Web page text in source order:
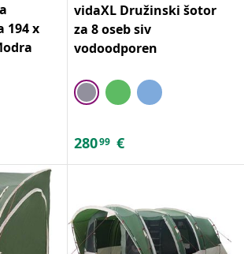
194 x
vidaXL Družinski šotor
za 8 oseb siv
vodoodporen
28099 €